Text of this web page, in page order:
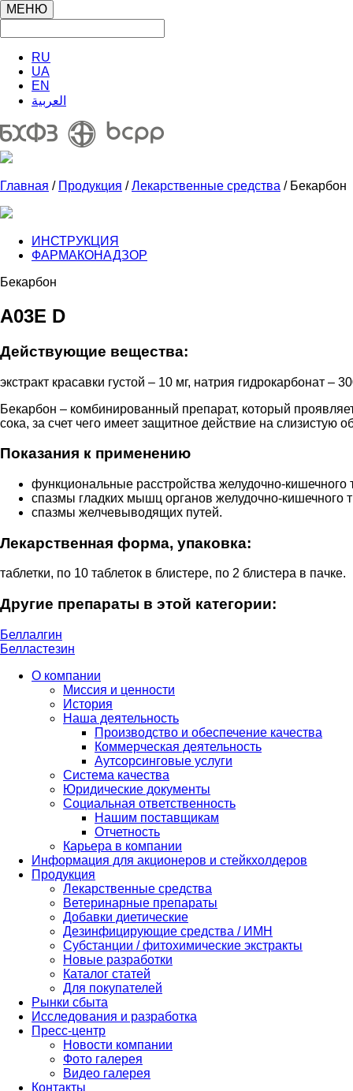
МЕНЮ
RU
UA
EN
العربية
Главная / Продукция /Лекарственные средства / Бекарбон
ИНСТРУКЦИЯ
ФАРМАКОНАДЗОР
Бекарбон
A03E D
Действующие вещества:
экстракт красавки густой – 10 мг, натрия гидрокарбонат –
Бекарбон – комбинированный препарат, который
сока, за счет чего имеет защитное действие на слизистую
Показания к применению
функциональные расстройства желудочно-
спазмы гладких мышц органов желудочно-кишечного
спазмы желчевыводящих путей.
Лекарственная форма, упаковка:
таблетки, по 10 таблеток в блистере, по 2 блистера в пачке.
Другие препараты в этой категории:
Беллалгин
Белластезин
О компании
Миссия и ценности
История
Наша деятельность
Производство и обеспечение качества
Коммерческая деятельность
Аутсорсинговые услуги
Система качества
Юридические документы
Социальная ответственность
Нашим поставщикам
Отчетность
Карьера в компании
Информация для акционеров и стейкхолдеров
Продукция
Лекарственные средства
Ветеринарные препараты
Добавки диетические
Дезинфицирующие средства / ИМН
Субстанции / фитохимические экстракты
Новые разработки
Каталог статей
Для покупателей
Рынки сбыта
Исследования и разработка
Пресс-центр
Новости компании
Фото галерея
Видео галерея
Контакты